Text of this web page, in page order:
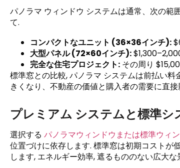
パノラマ ウィンドウ システムは通常、次の
て.
コンパクトなユニット (36×36インチ):
大型パネル (72×60インチ):
完全な住宅プロジェクト: その周り
標準窓との比較, パノラマ システムは前払い
きくなり、不動産の価値と購入者の需要に直
プレミアム システムと標準シ
選択する パノラマウィンドウまたは標準ウィ
位置づけに依存します. 標準窓は初期コストが
します, エネルギー効率, 遮るもののない広大な